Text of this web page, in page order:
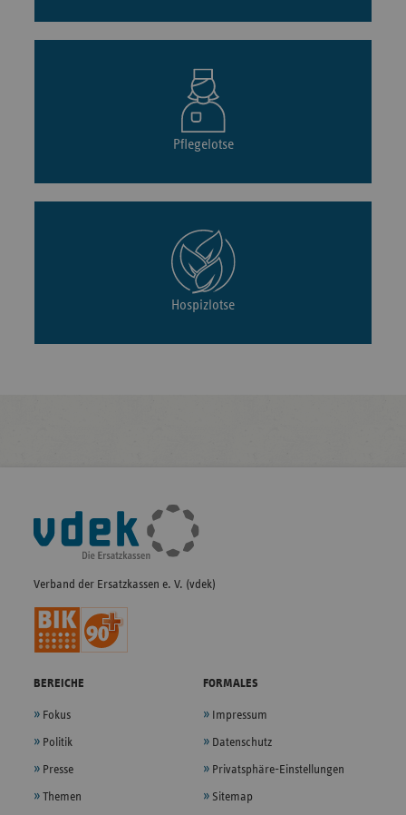
Pflegelotse
Hospizlotse
Fußleisten-
Navigation
Verband der Ersatzkassen e. V. (vdek)
BEREICHE
Fokus
Politik
Presse
Themen
FORMALES
Impressum
Datenschutz
Privatsphäre-Einstellungen
Sitemap